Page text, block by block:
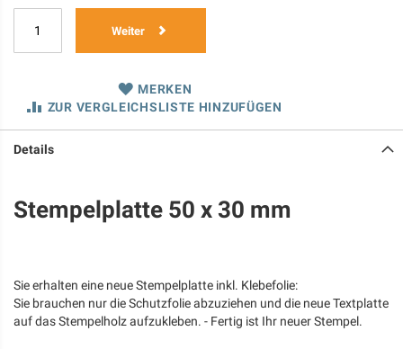
Weiter
MERKEN
ZUR VERGLEICHSLISTE HINZUFÜGEN
Details
Stempelplatte 50 x 30 mm
Sie erhalten eine neue Stempelplatte inkl. Klebefolie:
Sie brauchen nur die Schutzfolie abzuziehen und die neue Textplatte
auf das Stempelholz aufzukleben. - Fertig ist Ihr neuer Stempel.